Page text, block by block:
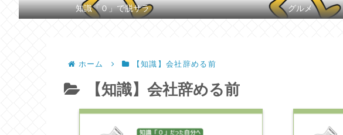
知識「０」で脱サラ グルメ
ホーム 【知識】会社辞める前
【知識】会社辞める前